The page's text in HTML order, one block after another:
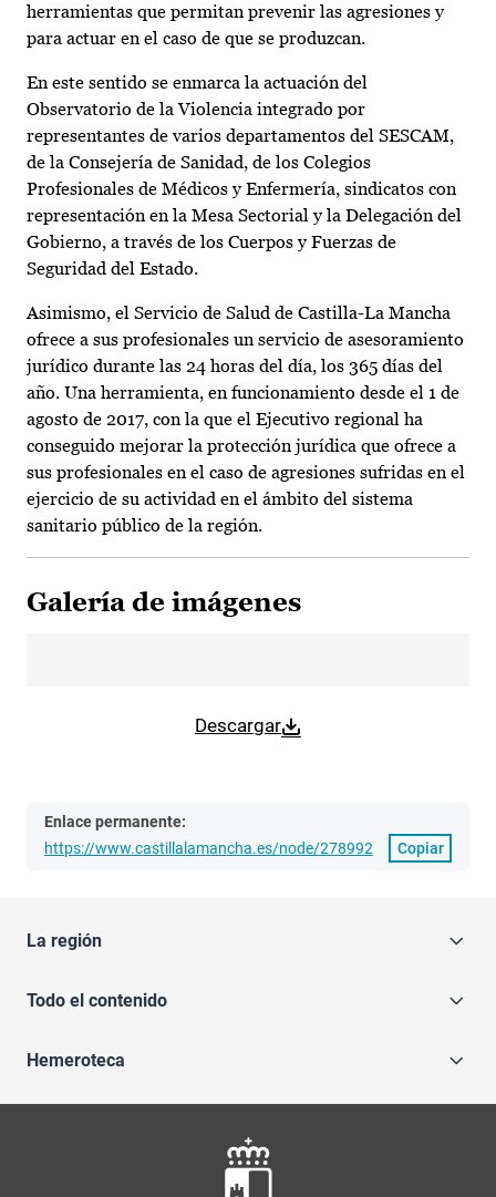
herramientas que permitan prevenir las agresiones y
para actuar en el caso de que se produzcan.
En este sentido se enmarca la actuación del
Observatorio de la Violencia integrado por
representantes de varios departamentos del SESCAM,
de la Consejería de Sanidad, de los Colegios
Profesionales de Médicos y Enfermería, sindicatos con
representación en la Mesa Sectorial y la Delegación del
Gobierno, a través de los Cuerpos y Fuerzas de
Seguridad del Estado.
Asimismo, el Servicio de Salud de Castilla-La Mancha
ofrece a sus profesionales un servicio de asesoramiento
jurídico durante las 24 horas del día, los 365 días del
año. Una herramienta, en funcionamiento desde el 1 de
agosto de 2017, con la que el Ejecutivo regional ha
conseguido mejorar la protección jurídica que ofrece a
sus profesionales en el caso de agresiones sufridas en el
ejercicio de su actividad en el ámbito del sistema
sanitario público de la región.
Galería de imágenes
Descargar
Enlace permanente:
https://www.castillalamancha.es/node/278992
Copiar
La región
Todo el contenido
Hemeroteca